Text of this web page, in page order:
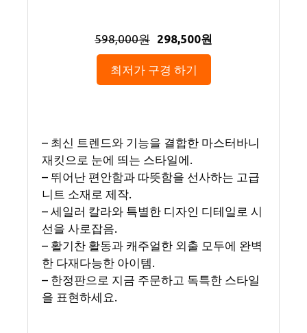
598,000원 298,500원
최저가 구경 하기
– 최신 트렌드와 기능을 결합한 마스터바니
재킷으로 눈에 띄는 스타일에.
– 뛰어난 편안함과 따뜻함을 선사하는 고급
니트 소재로 제작.
– 세일러 칼라와 특별한 디자인 디테일로 시
선을 사로잡음.
– 활기찬 활동과 캐주얼한 외출 모두에 완벽
한 다재다능한 아이템.
– 한정판으로 지금 주문하고 독특한 스타일
을 표현하세요.